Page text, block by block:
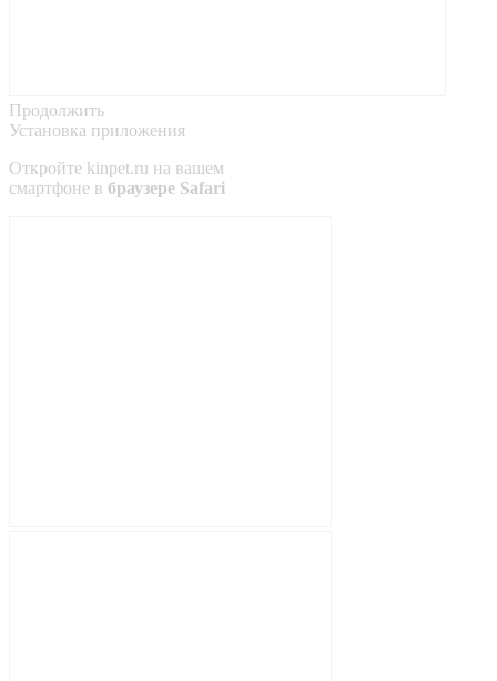
Продолжить
Установка приложения
Откройте kinpet.ru на вашем
смартфоне в браузере Safari